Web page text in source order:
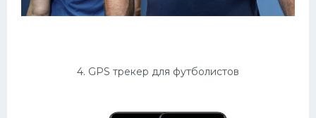
4. GPS трекер для футболистов